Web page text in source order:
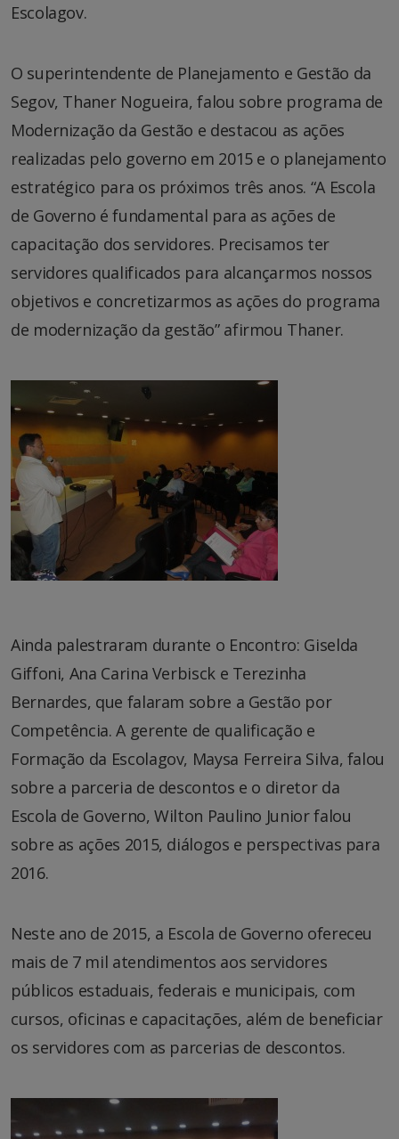
Escolagov.
O superintendente de Planejamento e Gestão da
Segov, Thaner Nogueira, falou sobre programa de
Modernização da Gestão e destacou as ações
realizadas pelo governo em 2015 e o planejamento
estratégico para os próximos três anos. “A Escola
de Governo é fundamental para as ações de
capacitação dos servidores. Precisamos ter
servidores qualificados para alcançarmos nossos
objetivos e concretizarmos as ações do programa
de modernização da gestão” afirmou Thaner.
Ainda palestraram durante o Encontro: Giselda
Giffoni, Ana Carina Verbisck e Terezinha
Bernardes, que falaram sobre a Gestão por
Competência. A gerente de qualificação e
Formação da Escolagov, Maysa Ferreira Silva, falou
sobre a parceria de descontos e o diretor da
Escola de Governo, Wilton Paulino Junior falou
sobre as ações 2015, diálogos e perspectivas para
2016.
Neste ano de 2015, a Escola de Governo ofereceu
mais de 7 mil atendimentos aos servidores
públicos estaduais, federais e municipais, com
cursos, oficinas e capacitações, além de beneficiar
os servidores com as parcerias de descontos.